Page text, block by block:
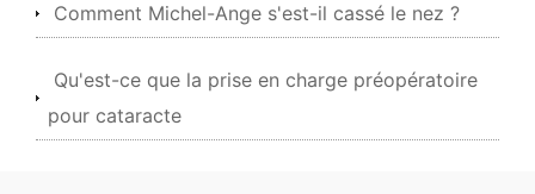
Comment Michel-Ange s'est-il cassé le nez ?
Qu'est-ce que la prise en charge préopératoire
pour cataracte